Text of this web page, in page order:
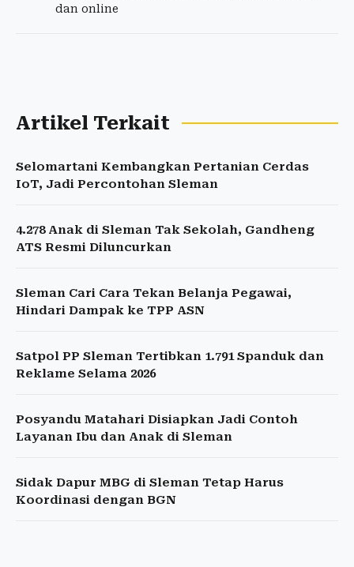
dan online
Artikel Terkait
Selomartani Kembangkan Pertanian Cerdas
IoT, Jadi Percontohan Sleman
4.278 Anak di Sleman Tak Sekolah, Gandheng
ATS Resmi Diluncurkan
Sleman Cari Cara Tekan Belanja Pegawai,
Hindari Dampak ke TPP ASN
Satpol PP Sleman Tertibkan 1.791 Spanduk dan
Reklame Selama 2026
Posyandu Matahari Disiapkan Jadi Contoh
Layanan Ibu dan Anak di Sleman
Sidak Dapur MBG di Sleman Tetap Harus
Koordinasi dengan BGN